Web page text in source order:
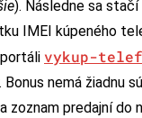
). Následne sa
IMEI kúpeného
vykup-
nemá žiadnu
zoznam predajní